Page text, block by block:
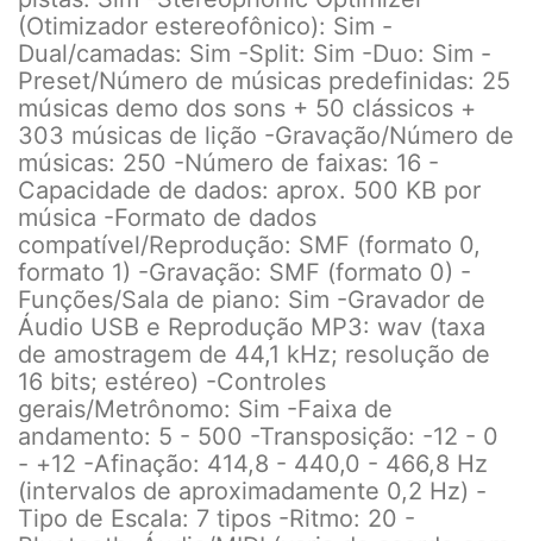
(Otimizador estereofônico): Sim -
Dual/camadas: Sim -Split: Sim -Duo: Sim -
Preset/Número de músicas predefinidas: 25
músicas demo dos sons + 50 clássicos +
303 músicas de lição -Gravação/Número de
músicas: 250 -Número de faixas: 16 -
Capacidade de dados: aprox. 500 KB por
música -Formato de dados
compatível/Reprodução: SMF (formato 0,
formato 1) -Gravação: SMF (formato 0) -
Funções/Sala de piano: Sim -Gravador de
Áudio USB e Reprodução MP3: wav (taxa
de amostragem de 44,1 kHz; resolução de
16 bits; estéreo) -Controles
gerais/Metrônomo: Sim -Faixa de
andamento: 5 - 500 -Transposição: -12 - 0
- +12 -Afinação: 414,8 - 440,0 - 466,8 Hz
(intervalos de aproximadamente 0,2 Hz) -
Tipo de Escala: 7 tipos -Ritmo: 20 -